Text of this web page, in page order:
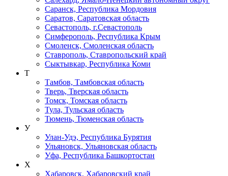
Саранск, Республика Мордовия
Саратов, Саратовская область
Севастополь, г.Севастополь
Симферополь, Республика Крым
Смоленск, Смоленская область
Ставрополь, Ставропольский край
Сыктывкар, Республика Коми
Т
Тамбов, Тамбовская область
Тверь, Тверская область
Томск, Томская область
Тула, Тульская область
Тюмень, Тюменская область
У
Улан-Удэ, Республика Бурятия
Ульяновск, Ульяновская область
Уфа, Республика Башкортостан
Х
Хабаровск, Хабаровский край